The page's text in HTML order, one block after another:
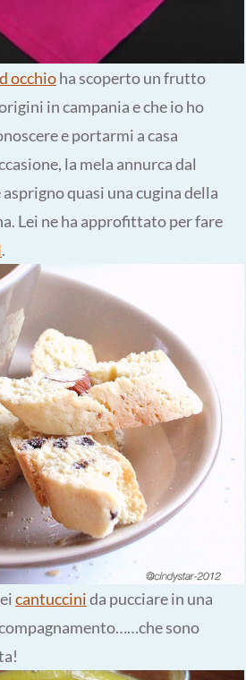
occhioha scoperto un frutto
in campania e che io ho
e portarmi a casa
la mela annurca dal
quasi una cugina della
Lei ne ha approfittato per fare
.
cantuccinida pucciare in una
sono